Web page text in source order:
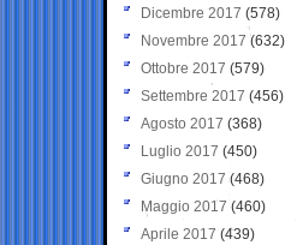
Dicembre 2017 (578)
Novembre 2017 (632)
Ottobre 2017 (579)
Settembre 2017 (456)
Agosto 2017 (368)
Luglio 2017 (450)
Giugno 2017 (468)
Maggio 2017 (460)
Aprile 2017 (439)